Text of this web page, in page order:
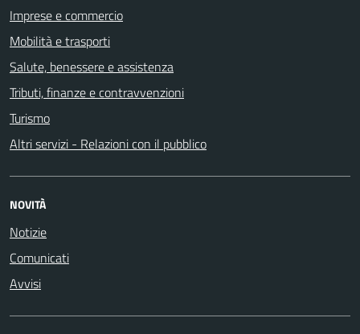
Imprese e commercio
Mobilità e trasporti
Salute, benessere e assistenza
Tributi, finanze e contravvenzioni
Turismo
Altri servizi - Relazioni con il pubblico
NOVITÀ
Notizie
Comunicati
Avvisi